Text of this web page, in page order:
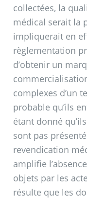
collectées, la
médical serait la
impliquerait en
règlementation
d’obtenir un
complexes d’un
probable qu’ils
étant donné
sont pas
revendication
amplifie
objets par les
résulte que les